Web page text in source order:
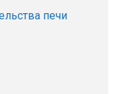
печи